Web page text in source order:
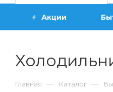
Акции
Главная — Каталог —